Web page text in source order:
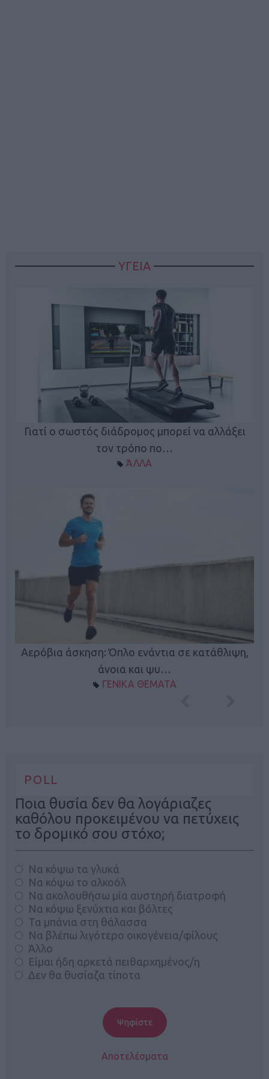
ΥΓΕΙΑ
Γιατί ο σωστός διάδρομος μπορεί να αλλάξει
τον τρόπο πο…
ΆΛΛΑ
Αερόβια άσκηση: Όπλο ενάντια σε κατάθλιψη,
άνοια και ψυ…
ΓΕΝΙΚΑ ΘΕΜΑΤΑ
POLL
Ποια θυσία δεν θα λογάριαζες
καθόλου προκειμένου να πετύχεις
το δρομικό σου στόχο;
Να κόψω τα γλυκά
Να κόψω το αλκοόλ
Να ακολουθήσω μία αυστηρή διατροφή
Να κόψω ξενύχτια και βόλτες
Τα μπάνια στη θάλασσα
Να βλέπω λιγότερο οικογένεια/φίλους
Άλλο
Είμαι ήδη αρκετά πειθαρχημένος/η
Δεν θα θυσίαζα τίποτα
Αποτελέσματα